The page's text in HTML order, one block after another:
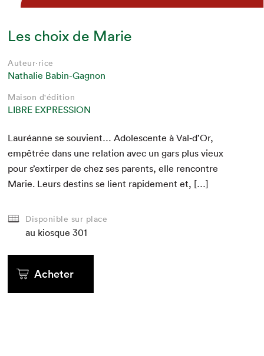
Les choix de Marie
Auteur·rice
Nathalie Babin-Gagnon
Maison d'édition
LIBRE EXPRESSION
Lau­réanne se sou­vient… Ado­les­cente à Val‑d’Or,
empêtrée dans une rela­tion avec un gars plus vieux
pour s’extirper de chez ses par­ents, elle ren­con­tre
Marie. Leurs des­tins se lient rapi­de­ment et, […]
Disponible sur place
au kiosque 301
Acheter